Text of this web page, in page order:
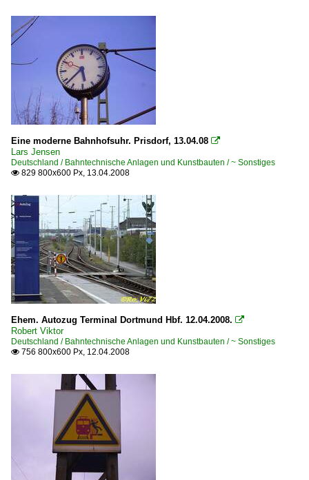
Eine moderne Bahnhofsuhr. Prisdorf, 13.04.08 
Lars Jensen
Deutschland / Bahntechnische Anlagen und Kunstbauten / ~ Sonstiges
 829 800x600 Px, 13.04.2008
Ehem. Autozug Terminal Dortmund Hbf. 12.04.2008. 
Robert Viktor
Deutschland / Bahntechnische Anlagen und Kunstbauten / ~ Sonstiges
 756 800x600 Px, 12.04.2008